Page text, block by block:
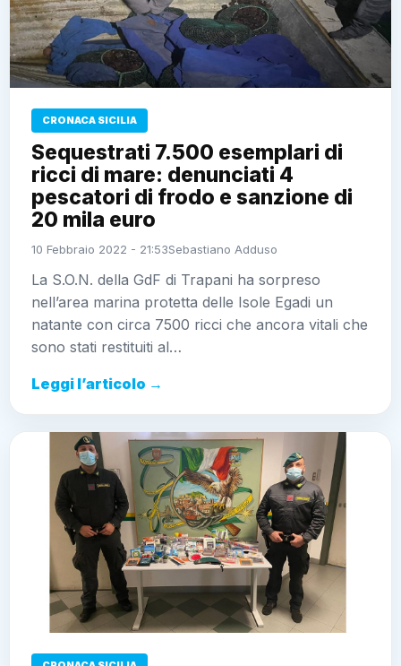
CRONACA SICILIA
Sequestrati 7.500 esemplari di
ricci di mare: denunciati 4
pescatori di frodo e sanzione di 20
mila euro
10 Febbraio 2022 - 21:53Sebastiano Adduso
La S.O.N. della GdF di Trapani ha sorpreso nell’area
7500 ricci che ancora vitali che sono stati restituiti
al…
Leggi l’articolo →
CRONACA SICILIA
Sequestrati oltre 300 prodotti non
sicuri